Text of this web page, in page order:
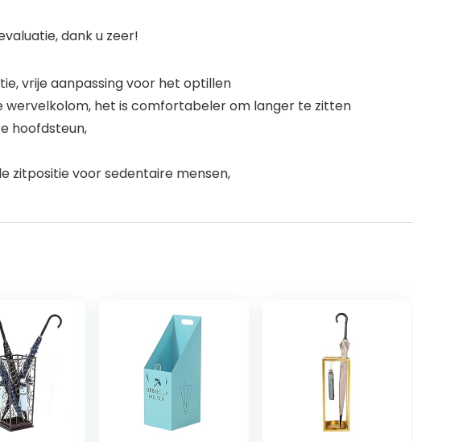
dank u zeer!
vrije aanpassing voor het optillen
wervelkolom, het is comfortabeler om langer te zitten
hoofdsteun,
zitpositie voor sedentaire mensen,